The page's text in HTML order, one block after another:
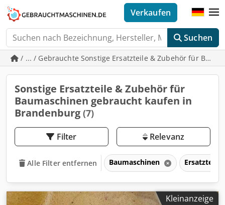
Suchen
Verkaufen
/ ... / Gebrauchte Sonstige Ersatzteile & Zubehör für
Sonstige Ersatzteile & Zubehör für
Baumaschinen gebraucht kaufen in
Brandenburg (7)
Filter Relevanz
Alle Filter entfernen Baumaschinen Ersatzteile
Kleinanzeige